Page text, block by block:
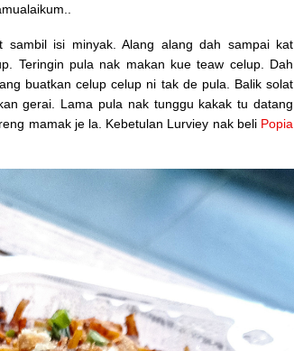
isi minyak. Alang alang dah sampai kat
Teringin pula nak makan kue teaw celup. Dah
buatkan celup celup ni tak de pula. Balik solat
gerai. Lama pula nak tunggu kakak tu datang
mamak je la. Kebetulan Lurviey nak beli Popia